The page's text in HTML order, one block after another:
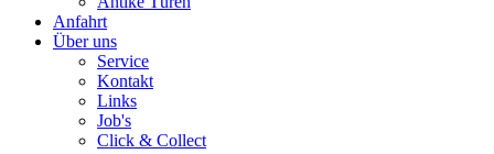
Anfahrt
Über uns
Service
Kontakt
Links
Job's
Click & Collect